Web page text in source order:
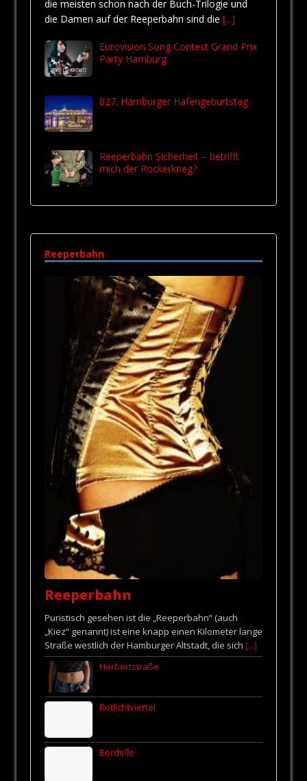
die meisten schon nach der Buch-Trilogie und
die Damen auf der Reeperbahn sind die [...]
Eurovision Song Contest Grand Prix
Party Hamburg
827. Hamburger Hafengeburtstag
Reeperbahn Sicherheit – betrifft
mich der Rockerkrieg?
Reeperbahn
Reeperbahn
Puristisch gesehen ist die „Reeperbahn“ (auch
„Kiez“ genannt) ist eine knapp einen Kilometer lange
Straße westlich der Hamburger Altstadt, die sich [...]
Herbertstraße
Rotlichtviertel
Bordelle